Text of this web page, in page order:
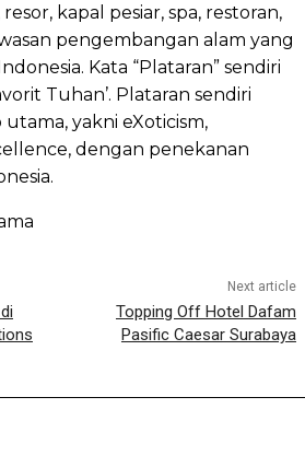
kapal pesiar, spa, restoran,
pengembangan alam yang
Kata “Plataran” sendiri
Tuhan’. Plataran sendiri
yakni eXoticism,
dengan penekanan
Next article
Topping Off Hotel Dafam
Pasific Caesar Surabaya